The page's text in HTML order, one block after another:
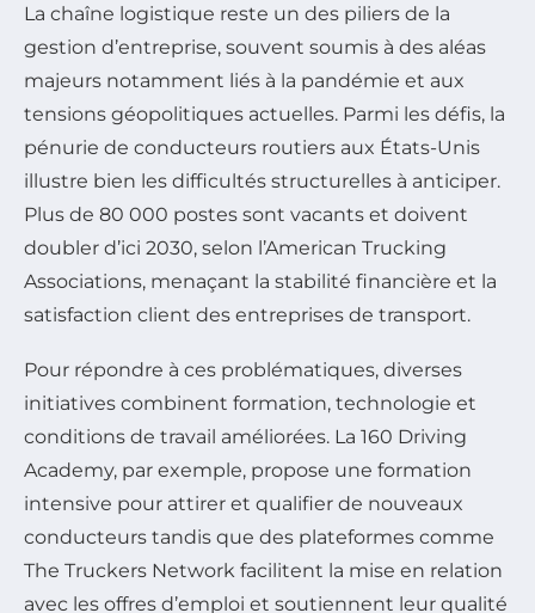
La chaîne logistique reste un des piliers de la
gestion d’entreprise, souvent soumis à des aléas
majeurs notamment liés à la pandémie et aux
tensions géopolitiques actuelles. Parmi les défis, la
pénurie de conducteurs routiers aux États-Unis
illustre bien les difficultés structurelles à anticiper.
Plus de 80 000 postes sont vacants et doivent
doubler d’ici 2030, selon l’American Trucking
Associations, menaçant la stabilité financière et la
satisfaction client des entreprises de transport.
Pour répondre à ces problématiques, diverses
initiatives combinent formation, technologie et
conditions de travail améliorées. La 160 Driving
Academy, par exemple, propose une formation
intensive pour attirer et qualifier de nouveaux
conducteurs tandis que des plateformes comme
The Truckers Network facilitent la mise en relation
avec les offres d’emploi et soutiennent leur qualité